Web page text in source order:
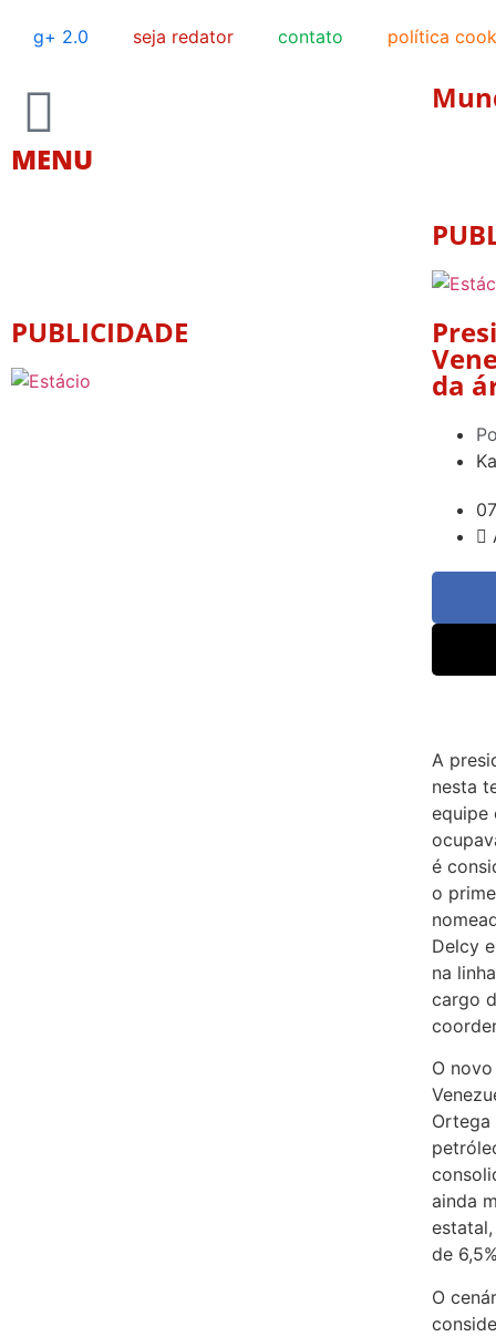
g+ 2.0 seja redator contato política
MENU
PUBLICIDADE
da
A
nesta
equipe
é
o
Delcy
na
cargo
O
Ortega
ainda
de
O